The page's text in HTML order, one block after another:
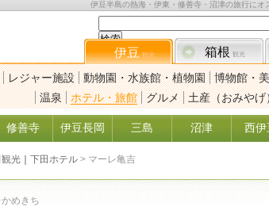
伊豆半島の熱海・伊東・修善寺・沼津の旅行に
伊豆 観光 箱根 観光
レジャー施設 動物園・水族館・植物園 博物館・
温泉
ホテル・旅館 グルメ 土産（おみやげ
修善寺 伊豆長岡 三島 沼津 西伊
光 下田ホテル > マーレ亀吉
めきち